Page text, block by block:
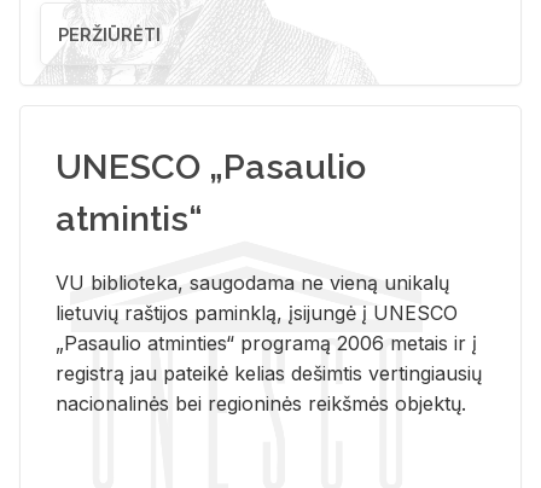
PERŽIŪRĖTI
UNESCO „Pasaulio
atmintis“
VU biblioteka, saugodama ne vieną unikalų
lietuvių raštijos paminklą, įsijungė į UNESCO
„Pasaulio atminties“ programą 2006 metais ir į
registrą jau pateikė kelias dešimtis vertingiausių
nacionalinės bei regioninės reikšmės objektų.